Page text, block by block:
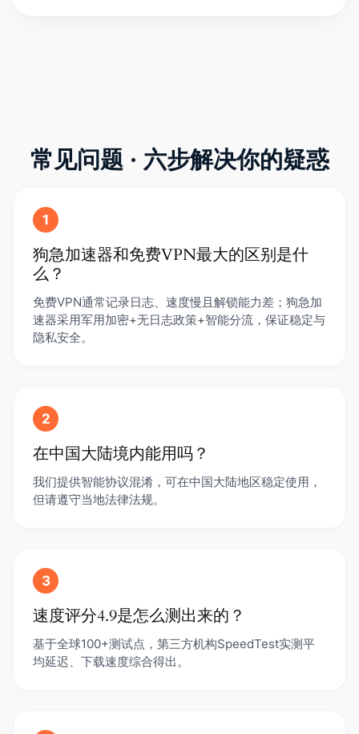
常见问题 · 六步解决你的疑惑
1
狗急加速器和免费VPN最大的区别是什
么？
免费VPN通常记录日志、速度慢且解锁能力差；狗急加
速器采用军用加密+无日志政策+智能分流，保证稳定与
隐私安全。
2
在中国大陆境内能用吗？
我们提供智能协议混淆，可在中国大陆地区稳定使用，
但请遵守当地法律法规。
3
速度评分4.9是怎么测出来的？
基于全球100+测试点，第三方机构SpeedTest实测平
均延迟、下载速度综合得出。